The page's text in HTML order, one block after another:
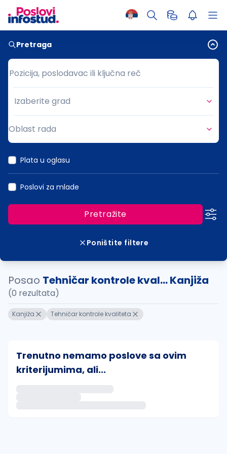
Pretraga
Pozicija, poslodavac ili ključna reč
Pozicija, poslodavac ili ključna reč
Grad
Izaberite grad
Oblast rada
Plata u oglasu
Poslovi za mlade
Pretražite
Poništite filtere
Posao Tehničar kontrole kval... Kanjiža
(0 rezultata)
Kanjiža Tehničar kontrole kvaliteta
Trenutno nemamo poslove sa ovim
kriterijumima, ali...